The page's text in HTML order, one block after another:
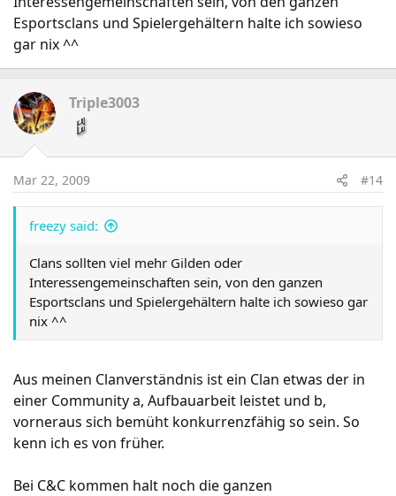
Esportsclans und Spielergehältern halte ich sowieso
gar nix ^^
Triple3003
Mar 22, 2009 #14
freezy said:
Clans sollten viel mehr Gilden oder
Interessengemeinschaften sein, von den ganzen
Esportsclans und Spielergehältern halte ich sowieso gar
nix ^^
Aus meinen Clanverständnis ist ein Clan etwas der in
einer Community a, Aufbauarbeit leistet und b,
vorneraus sich bemüht konkurrenzfähig so sein. So
kenn ich es von früher.
Bei C&C kommen halt noch die ganzen